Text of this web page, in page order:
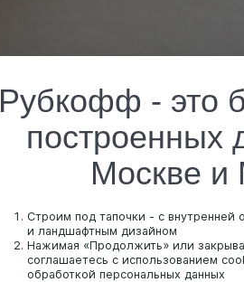
Рубкофф - это
построенных
Москве
Строим под тапочки - с внутренней
и ландшафтным дизайном
Нажимая «Продолжить» или
соглашаетесь с использованием
обработкой персональных данных